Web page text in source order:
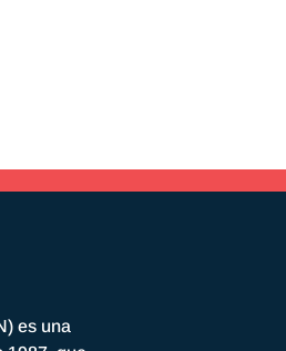
es una